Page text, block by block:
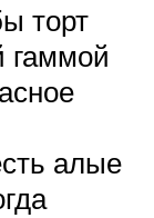
торт
гаммой
алые